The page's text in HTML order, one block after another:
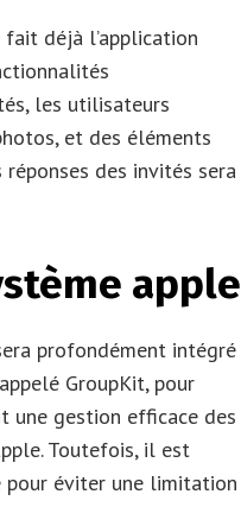
déjà l’application
les utilisateurs
et des éléments
des invités sera
apple
profondément intégré
GroupKit, pour
une gestion efficace des
Toutefois, il est
pour éviter une limitation